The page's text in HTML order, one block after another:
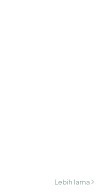
Lebih lama